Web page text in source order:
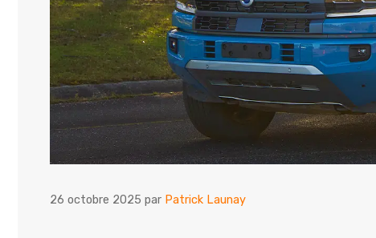
26 octobre 2025 par Patrick Launay